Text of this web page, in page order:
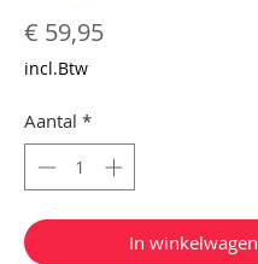
€ 59,95Prijs
incl.Btw
Aantal *
In winkelwagen